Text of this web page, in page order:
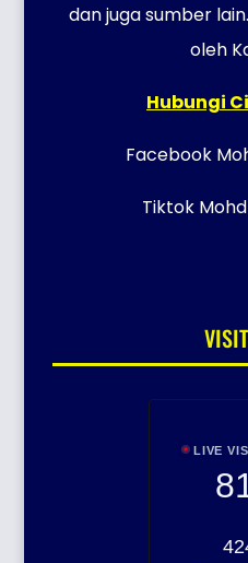
dan juga sumber
oleh
Hubungi
Facebook
Tiktok
LIVE